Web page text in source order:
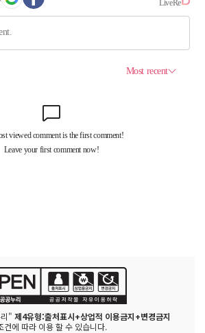
" 제4유형:출처표시+상업적 이용금지+변경금지
건에 따라 이용 할 수 있습니다.